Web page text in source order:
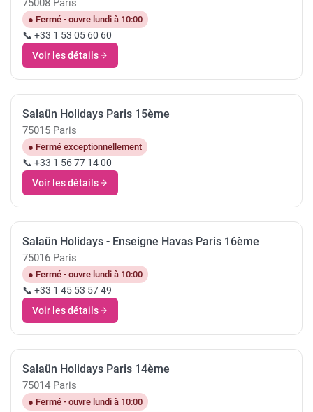
75008 Paris
● Fermé - ouvre lundi à 10:00
📞 +33 1 53 05 60 60
Voir les détails
Salaün Holidays Paris 15ème
75015 Paris
● Fermé exceptionnellement
📞 +33 1 56 77 14 00
Voir les détails
Salaün Holidays - Enseigne Havas Paris 16ème
75016 Paris
● Fermé - ouvre lundi à 10:00
📞 +33 1 45 53 57 49
Voir les détails
Salaün Holidays Paris 14ème
75014 Paris
● Fermé - ouvre lundi à 10:00